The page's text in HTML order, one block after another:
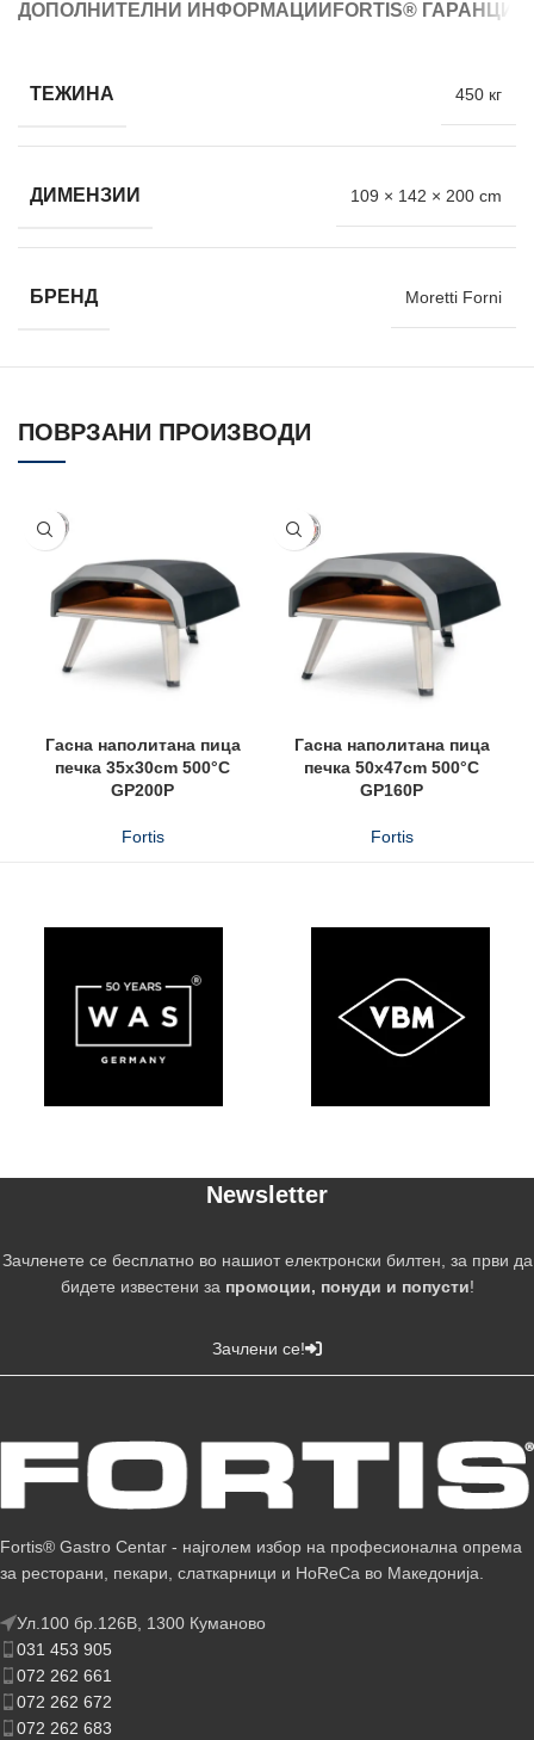
ДОПОЛНИТЕЛНИ ИНФОРМАЦИИ FORTIS®
ТЕЖИНА 450 кг
ДИМЕНЗИИ 109 × 142 × 200 cm
БРЕНД Moretti Forni
ПОВРЗАНИ ПРОИЗВОДИ
Гасна наполитана пица
печка 35x30cm 500°C
GP200P
Fortis
Гасна наполитана пица
печка 50x47cm 500°C
GP160P
Fortis
Newsletter
Зачленете се бесплатно во нашиот електронски билтен, за први да
бидете известени за промоции, понуди и попусти!
Зачлени се!
Fortis® Gastro Centar - најголем избор на професионална опрема
за ресторани, пекари, слаткарници и HoReCa во Македонија.
Ул.100 бр.126В, 1300 Куманово
031 453 905
072 262 661
072 262 672
072 262 683